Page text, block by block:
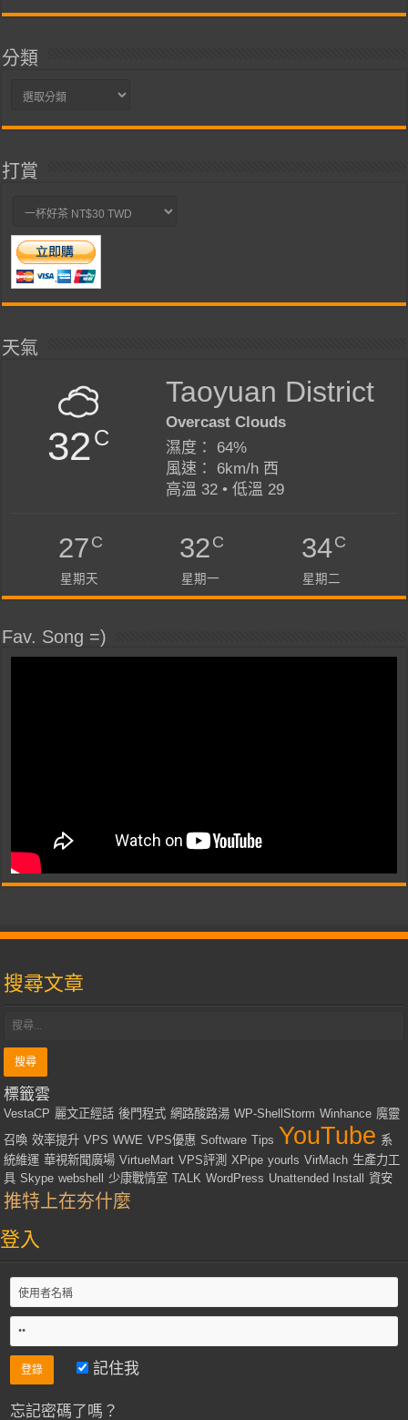
分類
分
打賞
天氣
32C
Taoyuan District
Overcast Clouds
濕度： 64%
風速： 6km/h 西
高溫 32 • 低溫 29
27C
星期天
32C
星期一
34C
星期二
Fav. Song =)
搜尋文章
標籤雲
VestaCP 麗文正經話 後門程式 網路酸路湯 WP-ShellStorm Winhance 魔靈
召喚 效率提升 VPS WWE VPS優惠 Software Tips YouTube 系
統維運 華視新聞廣場 VirtueMart VPS評測 XPipe yourls VirMach 生產力工
具 Skype webshell 少康戰情室 TALK WordPress Unattended Install 資安
推特上在夯什麼
登入
記住我
忘記密碼了嗎？